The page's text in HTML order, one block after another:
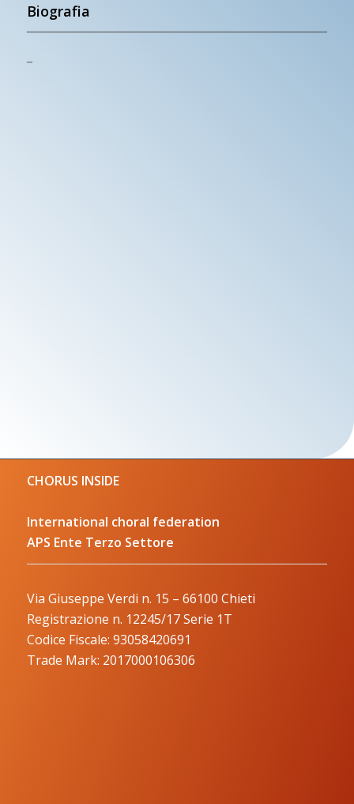
Biografia
CHORUS INSIDE
International choral federation
APS Ente Terzo Settore
Via Giuseppe Verdi n. 15 – 66100 Chieti
Registrazione n. 12245/17 Serie 1T
Codice Fiscale: 93058420691
Trade Mark: 2017000106306